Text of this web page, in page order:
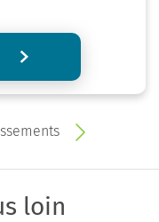
loin